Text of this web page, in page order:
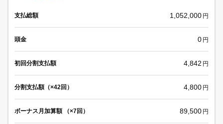
支払総額 1,052,000 円
頭金 0 円
初回分割支払額 4,842 円
分割支払額（×42回） 4,800 円
ボーナス月加算額 （×7回） 89,500 円